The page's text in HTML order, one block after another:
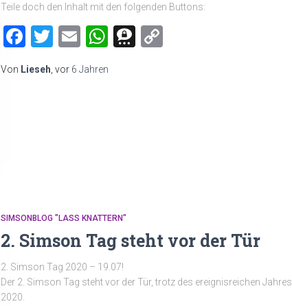
Teile doch den Inhalt mit den folgenden Buttons:
Facebook
Twitter
EmailWhatsApp
Threema
Von Lieseh , vor 6 Jahren
SIMSONBLOG "LASS KNATTERN"
2. Simson Tag steht vor der Tür
2. Simson Tag 2020 – 19.07!
Der 2. Simson Tag steht vor der Tür, trotz des ereignisreichen Jahres
2020.